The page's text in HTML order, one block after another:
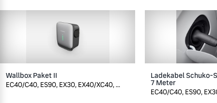
Wallbox Paket II
EC40/C40, ES90, EX30, EX40/XC40, ...
Ladekabel Schuko-
7 Meter
EC40/C40, ES90,